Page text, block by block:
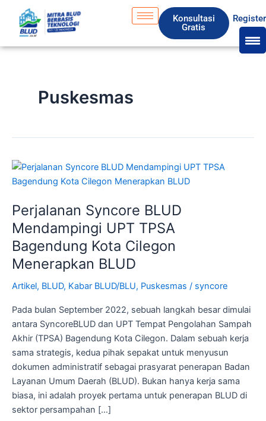
content
Konsultasi
Gratis
Register
Puskesmas
Perjalanan Syncore BLUD
Mendampingi UPT TPSA
Bagendung Kota Cilegon
Menerapkan BLUD
Artikel, BLUD, Kabar BLUD/BLU, Puskesmas / syncore
Pada bulan September 2022, sebuah langkah besar dimulai
antara SyncoreBLUD dan UPT Tempat Pengolahan Sampah
Akhir (TPSA) Bagendung Kota Cilegon. Dalam sebuah kerja
sama strategis, kedua pihak sepakat untuk menyusun
dokumen administratif sebagai prasyarat penerapan Badan
Layanan Umum Daerah (BLUD). Bukan hanya kerja sama
biasa, ini adalah proyek pertama untuk penerapan BLUD di
sektor persampahan […]
Perjalanan
Syncore
Mendampingi
UPT
TPSA
Bagendung
Kota
Cilegon
BLUD